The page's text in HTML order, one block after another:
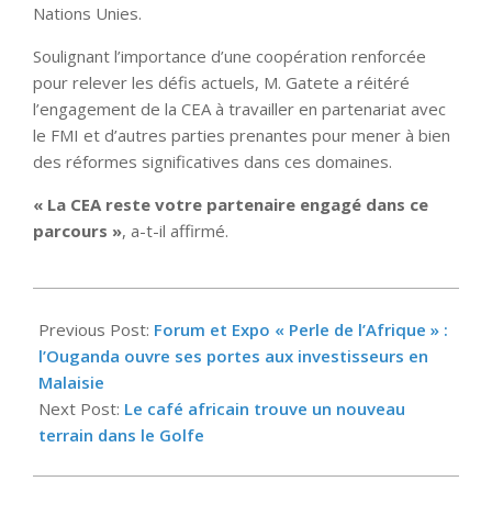
Nations Unies.
Soulignant l’importance d’une coopération renforcée
pour relever les défis actuels, M. Gatete a réitéré
l’engagement de la CEA à travailler en partenariat avec
le FMI et d’autres parties prenantes pour mener à bien
des réformes significatives dans ces domaines.
« La CEA reste votre partenaire engagé dans ce
parcours », a-t-il affirmé.
04-
25
Previous Post: Forum et Expo « Perle de l’Afrique » :
l’Ouganda ouvre ses portes aux investisseurs en
Malaisie
Next Post: Le café africain trouve un nouveau
terrain dans le Golfe